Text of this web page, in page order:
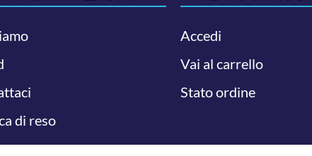
di reso
Accedi
Vai al carrello
Stato ordine